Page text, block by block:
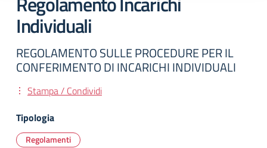
Individuali
REGOLAMENTO SULLE PROCEDURE PER IL
CONFERIMENTO DI INCARICHI INDIVIDUALI
Stampa / Condividi
Tipologia
Regolamenti